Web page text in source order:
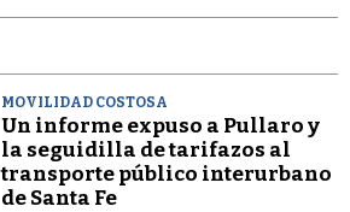
MOVILIDAD COSTOSA
Un informe expuso a Pullaro y
la seguidilla de tarifazos al
transporte público interurbano
de Santa Fe